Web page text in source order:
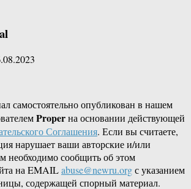
самостоятельно опубликован в нашем
Properна основании действующей
Соглашения. Если вы считаете,
нарушает ваши авторские и/или
необходимо сообщить об этом
на EMAILabuse@newru.orgс указанием
содержащей спорный материал.